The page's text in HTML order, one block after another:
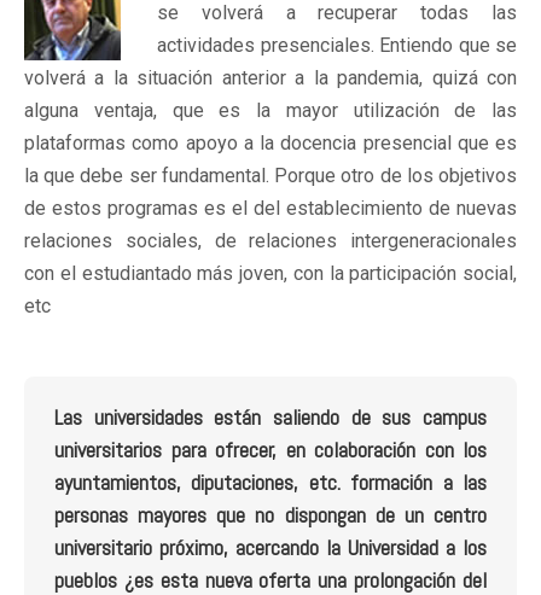
se volverá a recuperar todas las
actividades presenciales. Entiendo que se
volverá a la situación anterior a la pandemia, quizá con
alguna ventaja, que es la mayor utilización de las
plataformas como apoyo a la docencia presencial que es
la que debe ser fundamental. Porque otro de los objetivos
de estos programas es el del establecimiento de nuevas
relaciones sociales, de relaciones intergeneracionales
con el estudiantado más joven, con la participación social,
etc
Las universidades están saliendo de sus campus
universitarios para ofrecer, en colaboración con los
ayuntamientos, diputaciones, etc. formación a las
personas mayores que no dispongan de un centro
universitario próximo, acercando la Universidad a los
pueblos ¿es esta nueva oferta una prolongación del